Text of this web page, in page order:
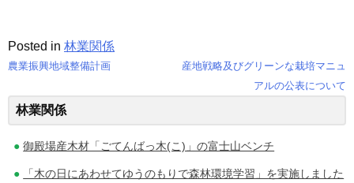
Posted in 林業関係
稿
ナ
ビ
農業振興地域整備計画
産地戦略及びグリーンな栽培マニュ
アルの公表について
林業関係
御殿場産木材「ごてんばっ木(こ)」の富士山ベンチ
「木の日にあわせてゆうのもりで森林環境学習」を実施しました